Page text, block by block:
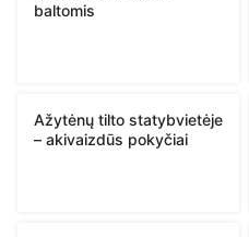
baltomis
Ažytėnų tilto statybvietėje
– akivaizdūs pokyčiai